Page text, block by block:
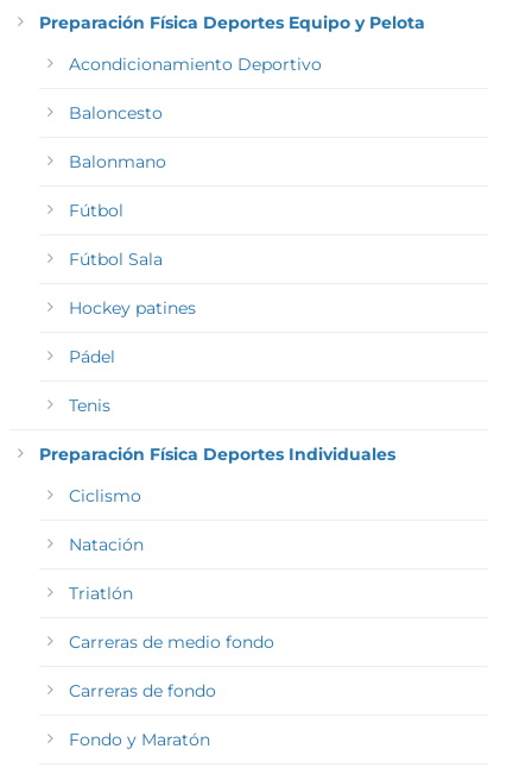
Preparación Física Deportes Equipo y Pelota
Acondicionamiento Deportivo
Baloncesto
Balonmano
Fútbol
Fútbol Sala
Hockey patines
Pádel
Tenis
Preparación Física Deportes Individuales
Ciclismo
Natación
Triatlón
Carreras de medio fondo
Carreras de fondo
Fondo y Maratón